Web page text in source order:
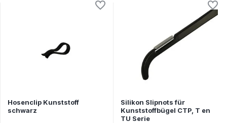
Hosenclip Kunststoff
schwarz
Silikon Slipnots für
Kunststoffbügel CTP, T en
TU Serie